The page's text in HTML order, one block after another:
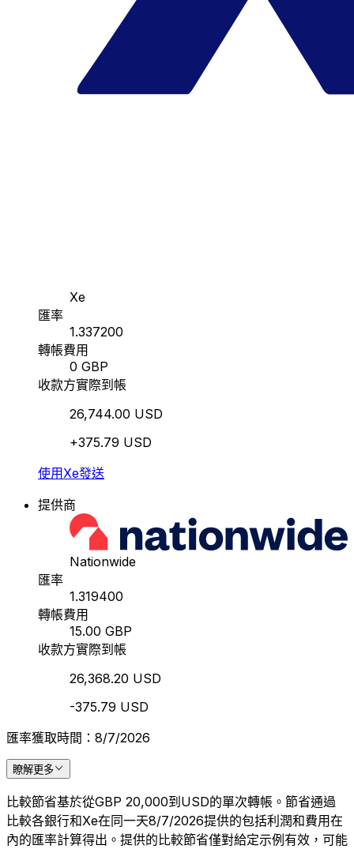
Xe
匯率
1.337200
轉帳費用
0 GBP
收款方實際到帳
26,744.00 USD
+375.79 USD
使用Xe發送
提供商
Nationwide
匯率
1.319400
轉帳費用
15.00 GBP
收款方實際到帳
26,368.20 USD
-375.79 USD
匯率獲取時間：8/7/2026
瞭解更多
比較節省基於從GBP 20,000到USD的單次轉帳。節省通過
比較各銀行和Xe在同一天8/7/2026提供的包括利潤和費用在
內的匯率計算得出。提供的比較節省僅對給定示例有效，可能